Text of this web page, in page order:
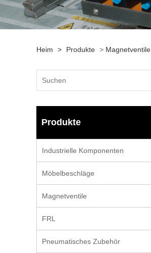
Heim > Produkte > Magnetventile
Produkte
Industrielle Komponenten
Möbelbeschläge
Magnetventile
FRL
Pneumatisches Zubehör